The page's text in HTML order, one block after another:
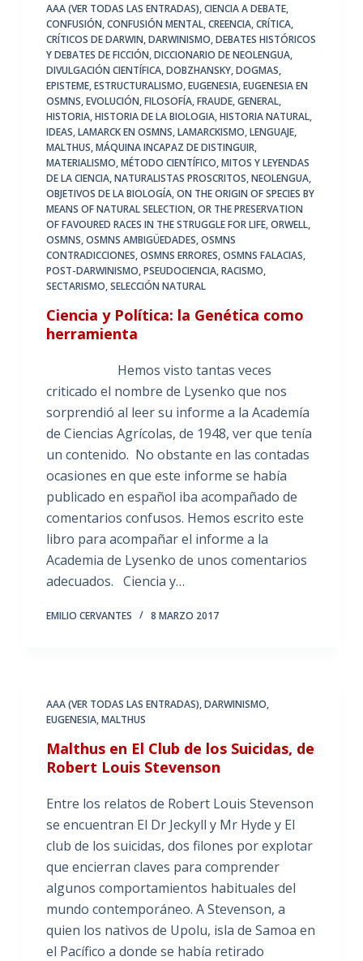
AAA (VER TODAS LAS ENTRADAS),CIENCIA A DEBATE,
CONFUSIÓN,CONFUSIÓN MENTAL,CREENCIA,CRÍTICA,
CRÍTICOS DE DARWIN,DARWINISMO,DEBATES HISTÓRICOS
Y DEBATES DE FICCIÓN,DICCIONARIO DE NEOLENGUA,
DIVULGACIÓN CIENTÍFICA,DOBZHANSKY,DOGMAS,
EPISTEME,ESTRUCTURALISMO,EUGENESIA,EUGENESIA EN
OSMNS,EVOLUCIÓN,FILOSOFÍA,FRAUDE,GENERAL,
HISTORIA,HISTORIA DE LA BIOLOGIA,HISTORIA NATURAL,
IDEAS,LAMARCK EN OSMNS,LAMARCKISMO,LENGUAJE,
MALTHUS,MÁQUINA INCAPAZ DE DISTINGUIR,
MATERIALISMO,MÉTODO CIENTÍFICO,MITOS Y LEYENDAS
DE LA CIENCIA,NATURALISTAS PROSCRITOS,NEOLENGUA,
OBJETIVOS DE LA BIOLOGÍA,ON THE ORIGIN OF SPECIES BY
MEANS OF NATURAL SELECTION,OR THE PRESERVATION
OF FAVOURED RACES IN THE STRUGGLE FOR LIFE,ORWELL,
OSMNS,OSMNS AMBIGÜEDADES,OSMNS
CONTRADICCIONES,OSMNS ERRORES,OSMNS FALACIAS,
POST-DARWINISMO,PSEUDOCIENCIA,RACISMO,
SECTARISMO,SELECCIÓN NATURAL
Ciencia y Política: la Genética como
herramienta
Hemos visto tantas veces
criticado el nombre de Lysenko que nos
sorprendió al leer su informe a la Academía
de Ciencias Agrícolas, de 1948, ver que tenía
un contenido. No obstante en las contadas
ocasiones en que este informe se había
publicado en español iba acompañado de
comentarios confusos. Hemos escrito este
libro para acompañar el informe a la
Academia de Lysenko de unos comentarios
adecuados. Ciencia y…
EMILIO CERVANTES 8 MARZO 2017
AAA (VER TODAS LAS ENTRADAS),DARWINISMO,
EUGENESIA,MALTHUS
Malthus en El Club de los Suicidas, de
Robert Louis Stevenson
Entre los relatos de Robert Louis Stevenson
se encuentran El Dr Jeckyll y Mr Hyde y El
club de los suicidas, dos filones por explotar
que encierran claves para comprender
algunos comportamientos habituales del
mundo contemporáneo. A Stevenson, a
quien los nativos de Upolu, isla de Samoa en
el Pacífico a donde se había retirado